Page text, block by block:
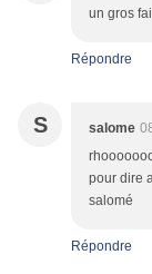
un gros
Répondre
S salome
pour dire
salomé
Répondre